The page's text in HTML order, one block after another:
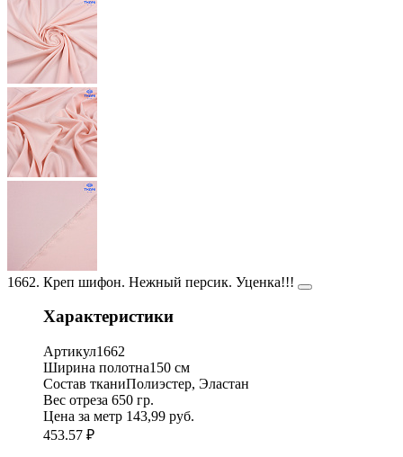
1662. Креп шифон. Нежный персик. Уценка!!!
Характеристики
Артикул1662
Ширина полотна150 см
Состав тканиПолиэстер, Эластан
Вес отреза 650 гр.
Цена за метр 143,99 руб.
453.57 ₽